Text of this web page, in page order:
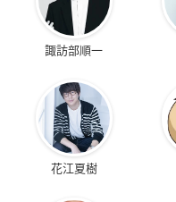
諏訪部順一
花江夏樹